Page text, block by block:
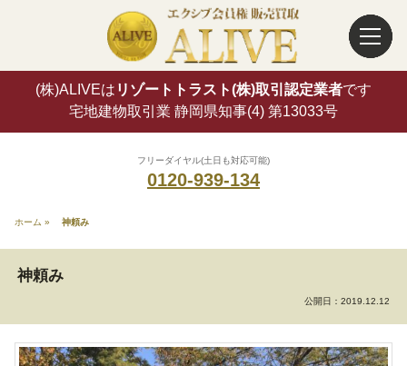
(株)ALIVEは リゾートトラスト(株)取引認定業者です
宅地建物取引業 静岡県知事(4) 第13033号
フリーダイヤル(土日も対応可能)
0120-939-134
ホーム » 神頼み
神頼み
公開日： 2019.12.12